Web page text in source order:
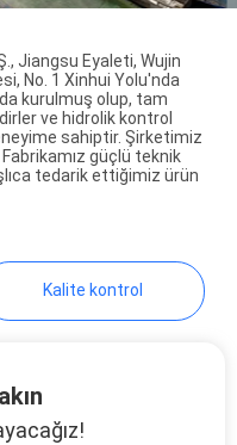
Jiangsu Eyaleti, Wujin
No. 1 Xinhui Yolu'nda
kurulmuş olup, tam
ve hidrolik kontrol
sahiptir. Şirketimiz
güçlü teknik
tedarik ettiğimiz ürün
Kalite kontrol